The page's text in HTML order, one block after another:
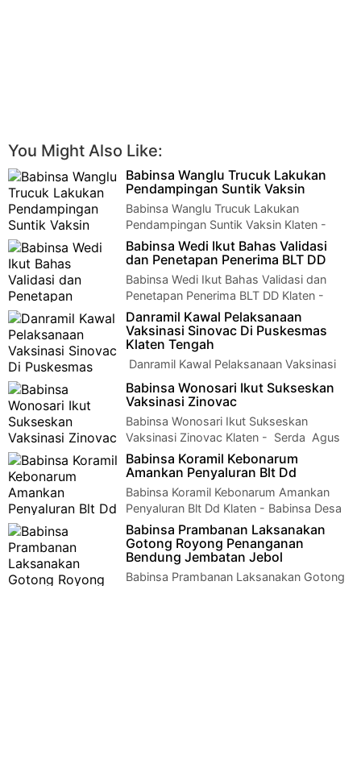
You Might Also Like:
Babinsa Wanglu Trucuk Lakukan
Pendampingan Suntik Vaksin
Babinsa Wanglu Trucuk Lakukan
Pendampingan Suntik Vaksin Klaten -
Babinsa Kelurahan Wanglu Serma Sulis Karjito Koramil 1…
Babinsa Wedi Ikut Bahas Validasi
dan Penetapan Penerima BLT DD
Babinsa Wedi Ikut Bahas Validasi dan
Penetapan Penerima BLT DD Klaten -
Babinsa Ds Pesu Koramil 07/Wedi, Kodim 0723/Klat…
Danramil Kawal Pelaksanaan
Vaksinasi Sinovac Di Puskesmas
Klaten Tengah
Danramil Kawal Pelaksanaan Vaksinasi
Sinovac Di Puskesmas Klaten
Tengah Klaten -Danramil 01 Kota Kodim 0723 Klaten Kapt…
Babinsa Wonosari Ikut Sukseskan
Vaksinasi Zinovac
Babinsa Wonosari Ikut Sukseskan
Vaksinasi Zinovac Klaten - Serda Agus
Triono Babinsa Desa Bentangan koramil 22 Wonosar…
Babinsa Koramil Kebonarum
Amankan Penyaluran Blt Dd
Babinsa Koramil Kebonarum Amankan
Penyaluran Blt Dd Klaten - Babinsa Desa
Jetis Koramil 06/ Kebonarum Serda Marwan melak…
Babinsa Prambanan Laksanakan
Gotong Royong Penanganan
Bendung Jembatan Jebol
Babinsa Prambanan Laksanakan Gotong